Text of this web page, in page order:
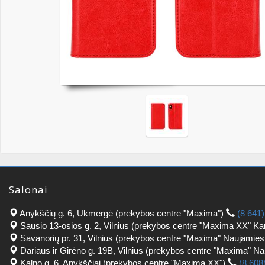
Salonai
Anykščių g. 6, Ukmergė (prekybos centre "Maxima")
(8
Sausio 13-osios g. 2, Vilnius (prekybos centre "Maxima XX"
Savanorių pr. 31, Vilnius (prekybos centre "Maxima"
Dariaus ir Girėno g. 19B, Vilnius (prekybos centre "Maxima"
Kalno g. 6, Anykščiai (prekybos centre "Maxima XX")
(8